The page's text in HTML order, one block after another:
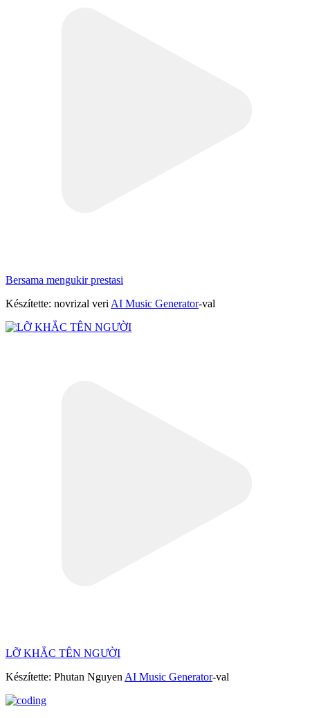
Bersama mengukir prestasi
Készítette: novrizal veri AI Music Generator-val
LỠ KHẮC TÊN NGƯỜI
Készítette: Phutan Nguyen AI Music Generator-val